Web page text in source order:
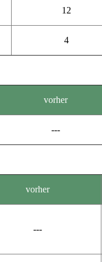
12
4
vorher
---
vorher
---